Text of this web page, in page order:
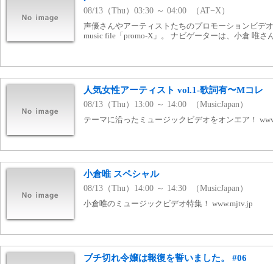
08/13（Thu）03:30 ～ 04:00 （AT−X）
声優さんやアーティストたちのプロモーションビデ
music file「promo-X」。 ナビゲーターは、小倉 唯さ
人気女性アーティスト vol.1-歌詞有〜Mコレ
08/13（Thu）13:00 ～ 14:00 （MusicJapan）
テーマに沿ったミュージックビデオをオンエア！
小倉唯 スペシャル
08/13（Thu）14:00 ～ 14:30 （MusicJapan）
小倉唯のミュージックビデオ特集！ www.mjtv.jp
ブチ切れ令嬢は報復を誓いました。 #06